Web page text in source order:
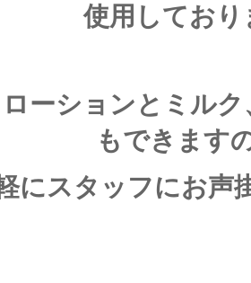
使用しており
ーションとミル
もできます
にスタッフにお声